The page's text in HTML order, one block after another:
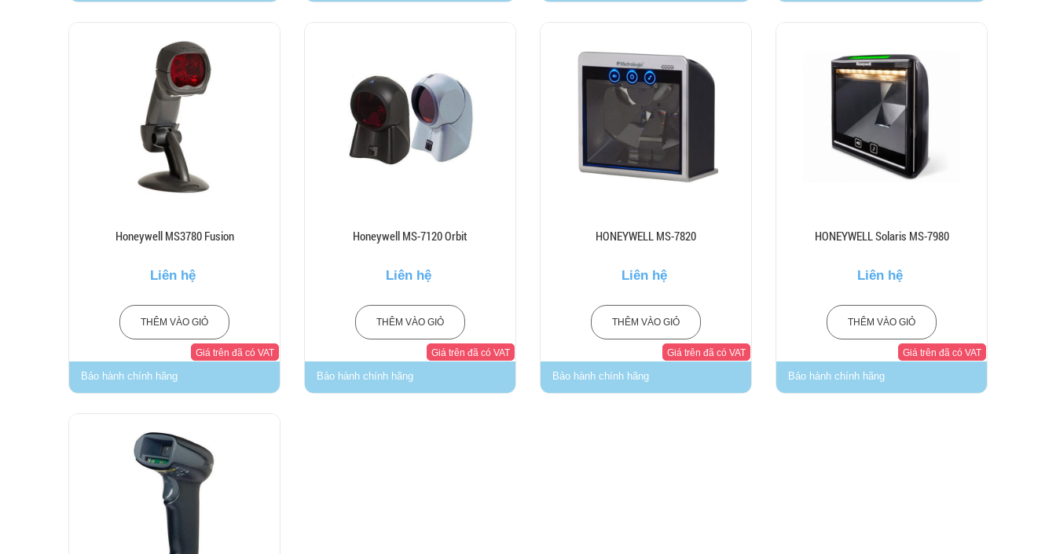
Honeywell MS3780 Fusion
Liên hệ
THÊM VÀO GIỎ
Bảo hành chính hãng
Giá trên đã có VAT
Honeywell MS-7120 Orbit
Liên hệ
THÊM VÀO GIỎ
Bảo hành chính hãng
Giá trên đã có VAT
HONEYWELL MS-7820
Liên hệ
THÊM VÀO GIỎ
Bảo hành chính hãng
Giá trên đã có VAT
HONEYWELL Solaris MS-7980
Liên hệ
THÊM VÀO GIỎ
Bảo hành chính hãng
Giá trên đã có VAT